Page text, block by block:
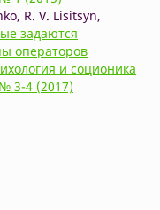
R. V. Lisitsyn,
задаются
операторов
и соционика
3-4 (2017)